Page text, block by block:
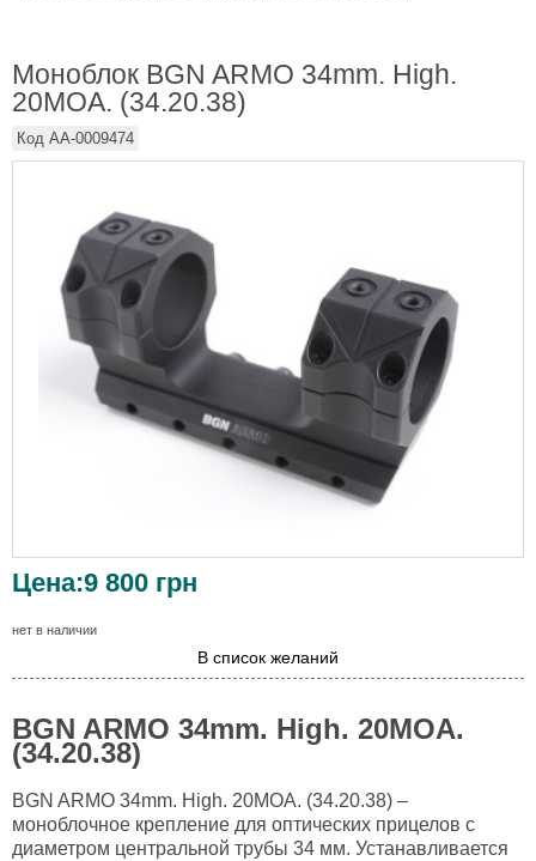
Моноблок BGN ARMO 34mm. High.
20MOA. (34.20.38)
Код AA-0009474
Цена:9 800 грн
нет в наличии
В список желаний
BGN ARMO 34mm. High. 20MOA.
(34.20.38)
BGN ARMO 34mm. High. 20MOA. (34.20.38) –
моноблочное крепление для оптических прицелов с
диаметром центральной трубы 34 мм. Устанавливается